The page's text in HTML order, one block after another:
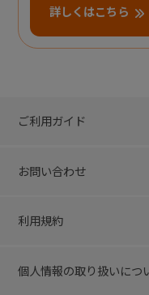
詳しくはこちら
ご利用ガイド
お問い合わせ
利用規約
個人情報の取り扱いにつ